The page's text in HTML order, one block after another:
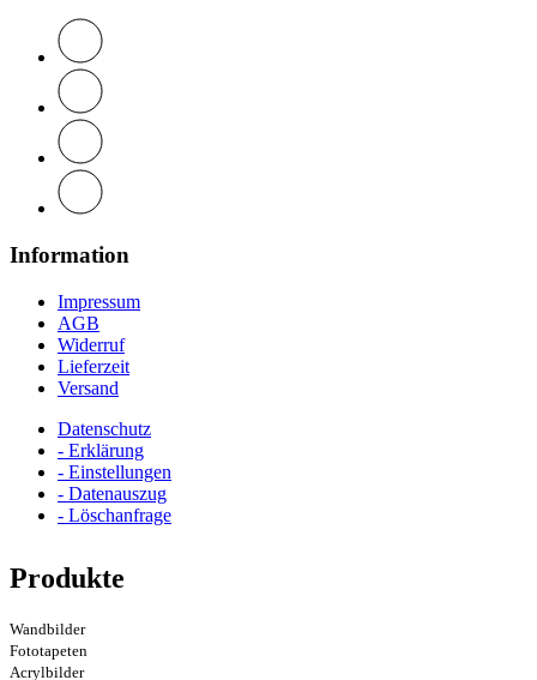
Information
Impressum
AGB
Widerruf
Lieferzeit
Versand
Datenschutz
- Erklärung
- Einstellungen
- Datenauszug
- Löschanfrage
Produkte
Wandbilder
Fototapeten
Acrylbilder